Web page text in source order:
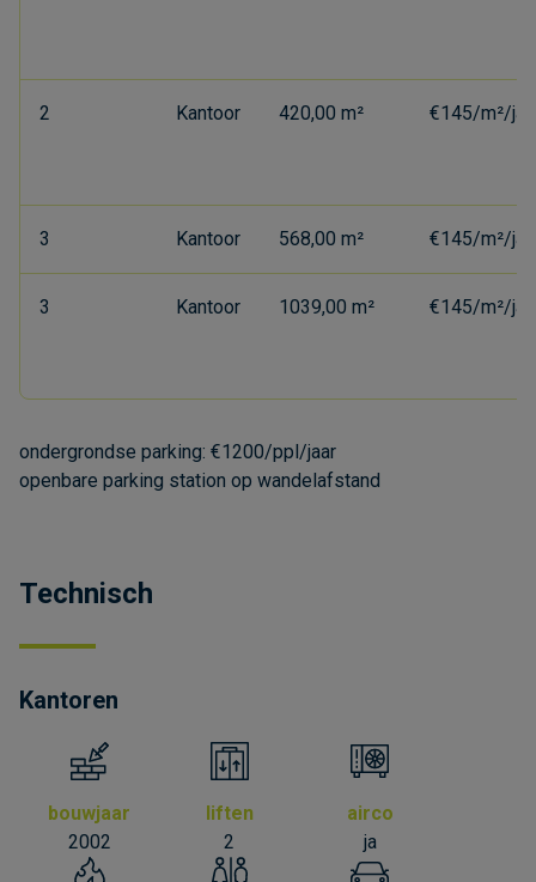
2 Kantoor 420,00 m² €145/m²/
3 Kantoor 568,00 m² €145/m²/
3 Kantoor 1039,00 m² €145/m²/
ondergrondse parking: €1200/ppl/jaar
openbare parking station op wandelafstand
Technisch
Kantoren
bouwjaar
2002
liften
2
airco
ja